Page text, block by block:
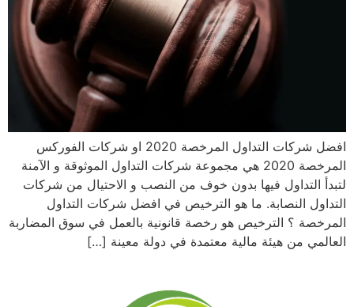
افضل شركات التداول المرخصة 2020 او شركات الفوركس
المرخصة 2020 هي مجموعة شركات التداول الموثوقة و الآمنة
لتبدأ التداول فيها بدون خوف من النصب و الاحتيال من شركات
التداول النصابة. ما هو الترخيص في افضل شركات التداول
المرخصة ؟ الترخيص هو رخصة قانونية بالعمل في سوق المضاربة
العالمي من هيئة مالية معتمدة في دولة معينة […]